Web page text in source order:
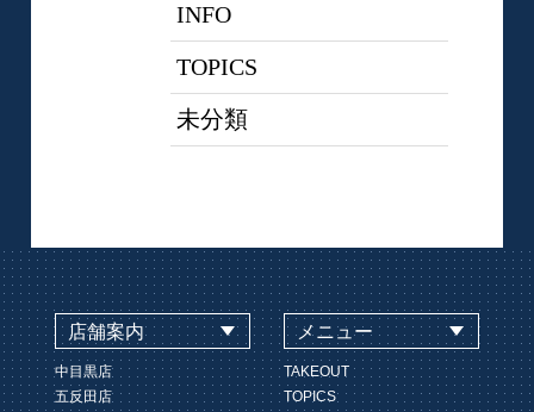
INFO
TOPICS
未分類
店舗案内
中目黒店
五反田店
メニュー
TAKEOUT
TOPICS